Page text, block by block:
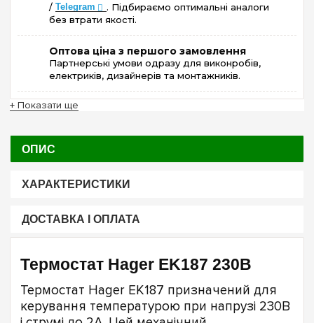
/ Telegram
. Підбираємо оптимальні аналоги
без втрати якості.
Оптова ціна з першого замовлення
Партнерські умови одразу для виконробів,
електриків, дизайнерів та монтажників.
+ Показати ще
ОПИС
ХАРАКТЕРИСТИКИ
ДОСТАВКА І ОПЛАТА
Термостат Hager EK187 230В
Термостат Hager EK187 призначений для
керування температурою при напрузі 230В